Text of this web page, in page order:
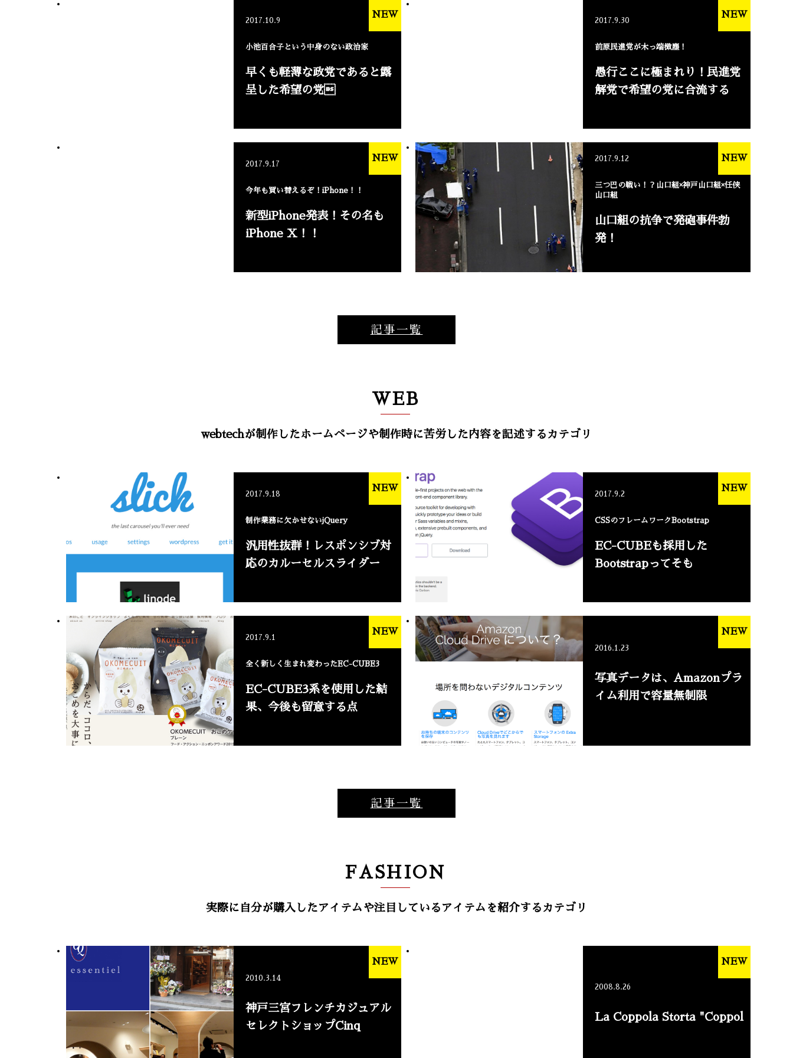
2017.10.9
小池百合子という中身のない政治家
早くも軽薄な政党であると露
呈した希望の党
NEW
2017.9.30
前原民進党が木っ端微塵！
愚行ここに極まれり！民進党
解党で希望の党に合流する
NEW
2017.9.17
今年も買い替えるぞ！iPhone！！
新型iPhone発表！その名も
iPhone X！！
NEW 2017.9.12
三つ巴の戦い！？山口組×神戸山口組×任侠
山口組
山口組の抗争で発砲事件勃
発！
NEW
記事一覧
WEB
webtechが制作したホームページや制作時に苦労した内容を記述するカテゴリ
2017.9.18
制作業務に欠かせないjQuery
汎用性抜群！レスポンシブ対
応のカルーセルスライダー
NEW
2017.9.2
CSSのフレームワークBootstrap
EC-CUBEも採用した
Bootstrapってそも
NEW
2017.9.1
全く新しく生まれ変わったEC-CUBE3
EC-CUBE3系を使用した結
果、今後も留意する点
NEW
2016.1.23
写真データは、Amazonプラ
イム利用で容量無制限
NEW
記事一覧
FASHION
実際に自分が購入したアイテムや注目しているアイテムを紹介するカテゴリ
2010.3.14
神戸三宮フレンチカジュアル
セレクトショップCinq
NEW
2008.8.26
La Coppola Storta "Coppol
NEW